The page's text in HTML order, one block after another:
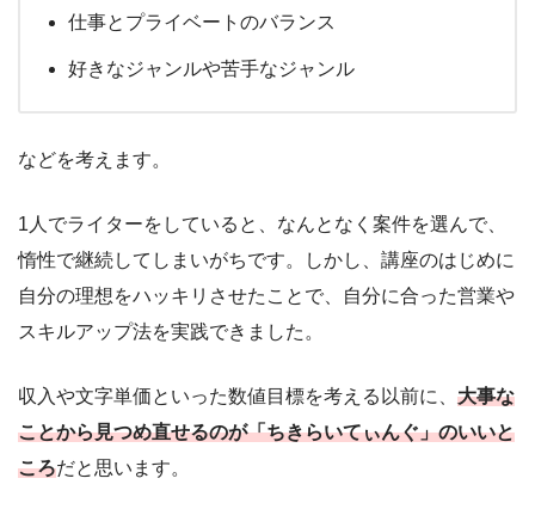
仕事とプライベートのバランス
好きなジャンルや苦手なジャンル
などを考えます。
1人でライターをしていると、なんとなく案件を選んで、
惰性で継続してしまいがちです。しかし、講座のはじめに
自分の理想をハッキリさせたことで、自分に合った営業や
スキルアップ法を実践できました。
収入や文字単価といった数値目標を考える以前に、 大事な
ことから見つめ直せるのが「ちきらいてぃんぐ」のいいと
ころだと思います。